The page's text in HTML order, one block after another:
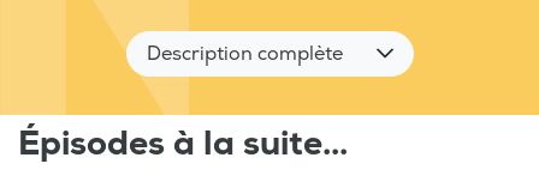
Description complète
Épisodes à la suite...